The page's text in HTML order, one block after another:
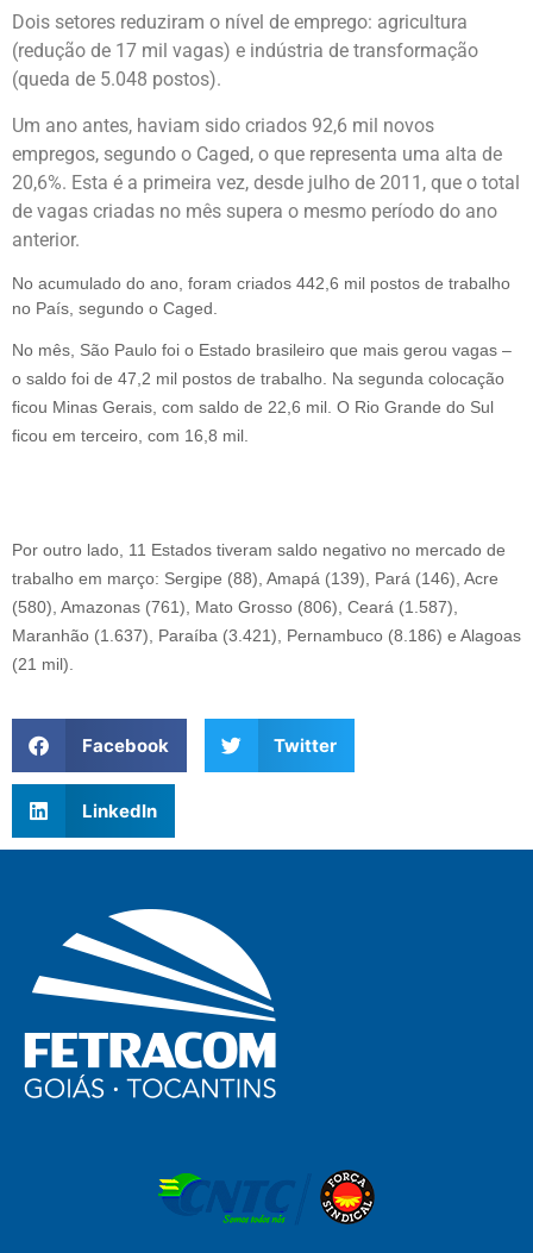
Dois setores reduziram o nível de emprego: agricultura
(redução de 17 mil vagas) e indústria de transformação
(queda de 5.048 postos).
Um ano antes, haviam sido criados 92,6 mil novos
empregos, segundo o Caged, o que representa uma alta de
20,6%. Esta é a primeira vez, desde julho de 2011, que o total
de vagas criadas no mês supera o mesmo período do ano
anterior.
No acumulado do ano, foram criados 442,6 mil postos de trabalho
no País, segundo o Caged.
No mês, São Paulo foi o Estado brasileiro que mais gerou vagas –
o saldo foi de 47,2 mil postos de trabalho. Na segunda colocação
ficou Minas Gerais, com saldo de 22,6 mil. O Rio Grande do Sul
ficou em terceiro, com 16,8 mil.
Por outro lado, 11 Estados tiveram saldo negativo no mercado de
trabalho em março: Sergipe (88), Amapá (139), Pará (146), Acre
(580), Amazonas (761), Mato Grosso (806), Ceará (1.587),
Maranhão (1.637), Paraíba (3.421), Pernambuco (8.186) e Alagoas
(21 mil).
Facebook Twitter
LinkedIn